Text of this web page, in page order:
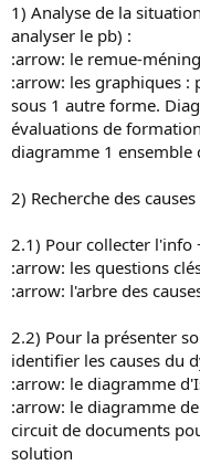
1) Analyse de la
analyser le pb) :
:arrow: le remue-
:arrow: les graphiques
sous 1 autre forme.
évaluations de
diagramme 1 ensemble
2) Recherche des
2.1) Pour collecter l'info
:arrow: les questions
:arrow: l'arbre des
2.2) Pour la présenter
identifier les causes du
:arrow: le diagramme
:arrow: le diagramme
circuit de documents
solution